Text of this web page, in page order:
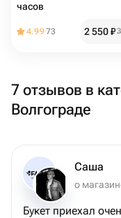
часов
4.9973 2 550₽
7 отзывов в
Волгограде
Саша
о
Букет приехал